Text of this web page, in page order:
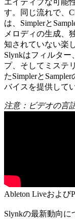
エイティブな可能
す。同じ流れで、
は、Simplerと
メロディの生成、
知されていない楽
Slynkはフィルタ
プ、そしてミステ
たSimplerと
バイスを提供して
注意：ビデオの言
Ableton Liveおよび
Slynkの最新動向に